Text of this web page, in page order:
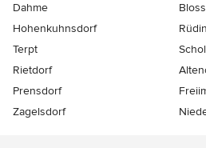
Dahme
Hohenkuhnsdorf
Terpt
Rietdorf
Prensdorf
Zagelsdorf